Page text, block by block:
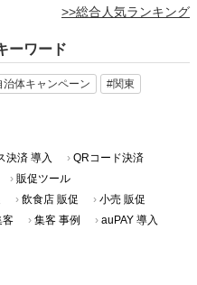
>>総合人気ランキング
ーワード
治体キャンペーン #関東
決済 導入
QRコード決済
販促ツール
飲食店 販促
小売 販促
客 集客 事例
auPAY 導入